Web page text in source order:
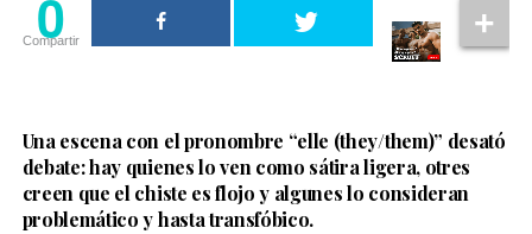
La boda del influencer Un Tal Fredo se convirtió en uno
0
Compartir
Una escena con el pronombre “elle (they/them)” desató
debate: hay quienes lo ven como sátira ligera, otres
creen que el chiste es flojo y algunes lo consideran
problemático y hasta transfóbico.